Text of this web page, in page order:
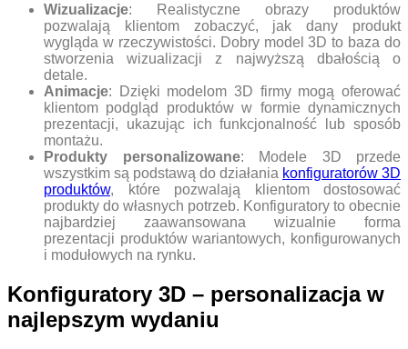
Wizualizacje: Realistyczne obrazy produktów
pozwalają klientom zobaczyć, jak dany produkt
wygląda w rzeczywistości. Dobry model 3D to baza do
stworzenia wizualizacji z najwyższą dbałością o
detale.
Animacje: Dzięki modelom 3D firmy mogą oferować
klientom podgląd produktów w formie dynamicznych
prezentacji, ukazując ich funkcjonalność lub sposób
montażu.
Produkty personalizowane: Modele 3D przede
wszystkim są podstawą do działania konfiguratorów 3D
produktów, które pozwalają klientom dostosować
produkty do własnych potrzeb. Konfiguratory to obecnie
najbardziej zaawansowana wizualnie forma
prezentacji produktów wariantowych, konfigurowanych
i modułowych na rynku.
Konfiguratory 3D – personalizacja w
najlepszym wydaniu